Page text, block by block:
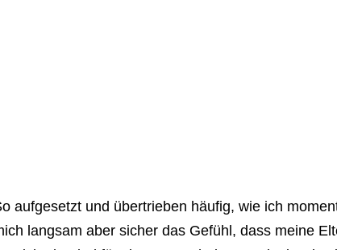
aufgesetzt und übertrieben häufig, wie ich
langsam aber sicher das Gefühl, dass meine